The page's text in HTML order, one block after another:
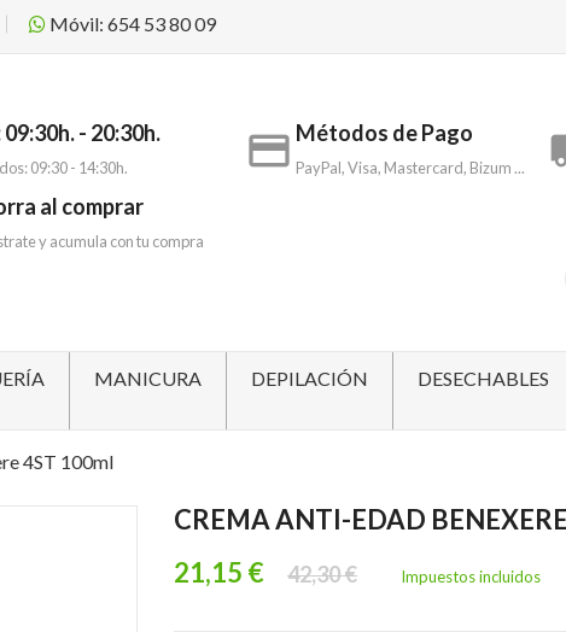
Móvil: 654 53 80 09
09:30h. - 20:30h.
09:30 - 14:30h. payment Métodos de Pago
PayPal, Visa, Mastercard, Bizum ...
al comprar
y acumula con tu compra
MANICURA DEPILACIÓN DESECHABLES
4ST 100ml
CREMA ANTI-EDAD
21,15 €
42,30 € Impuestos incluidos